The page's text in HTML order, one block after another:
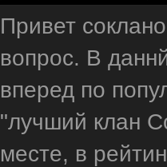
Привет
вопрос. В
вперед по
"лучший клан
месте, в